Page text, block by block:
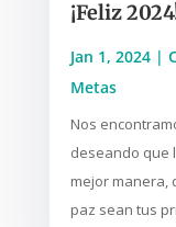
¡Feliz
Jan 1, 2024|
Metas
Nos
deseando que
mejor manera,
paz sean tus